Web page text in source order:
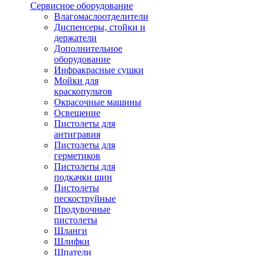
Сервисное оборудование
Влагомаслоотделители
Диспенсеры, стойки и
держатели
Дополнительное
оборудование
Инфракрасные сушки
Мойки для
краскопультов
Окрасочные машины
Освещение
Пистолеты для
антигравия
Пистолеты для
герметиков
Пистолеты для
подкачки шин
Пистолеты
пескоструйные
Продувочные
пистолеты
Шланги
Шлифки
Шпатели